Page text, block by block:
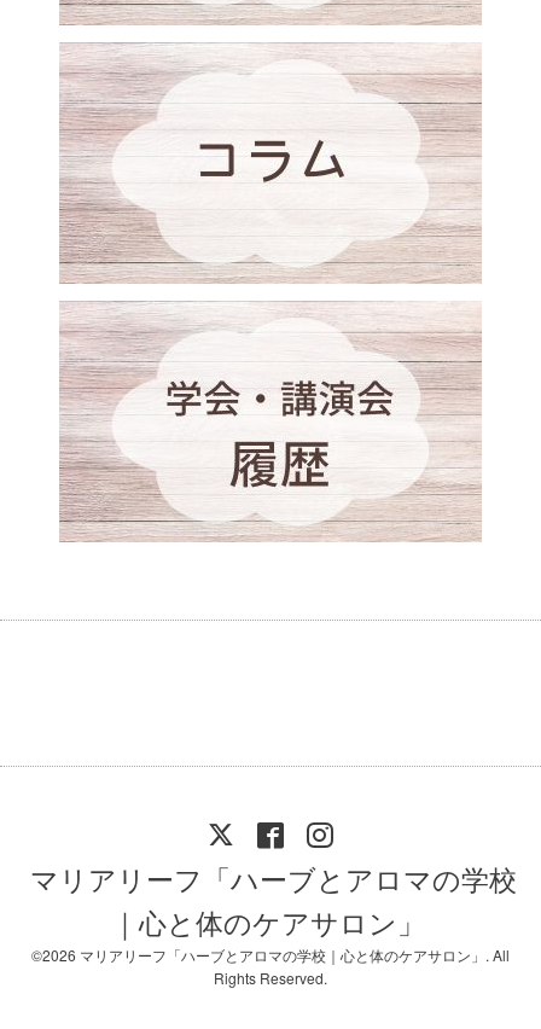
マリアリーフ「ハーブとアロマの学校
｜心と体のケアサロン」
©2026 マリアリーフ「ハーブとアロマの学校｜心と体のケアサロン」 . All
Rights Reserved.